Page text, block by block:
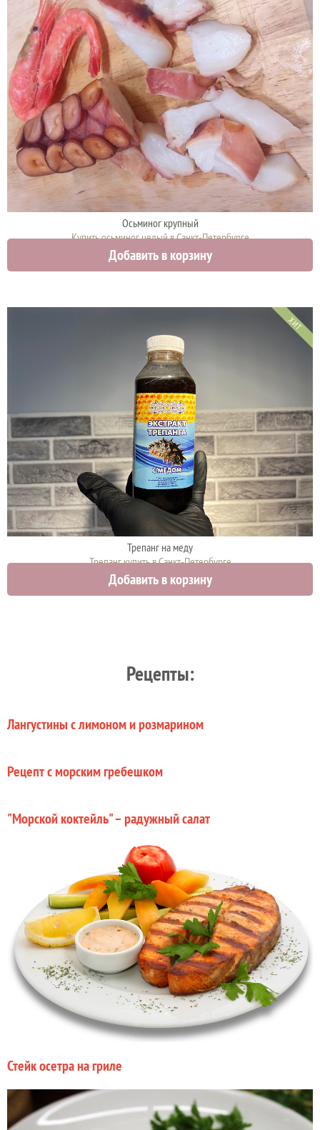
Осьминог крупный
Купить осьминог целый в Санкт-Петербурге
1500 руб.
Добавить в корзину
ХИТ
Трепанг на меду
Трепанг купить в Санкт-Петербурге
2000 руб.
Добавить в корзину
Рецепты:
Лангустины с лимоном и розмарином
Рецепт с морским гребешком
"Морской коктейль" – радужный салат
Стейк осетра на гриле